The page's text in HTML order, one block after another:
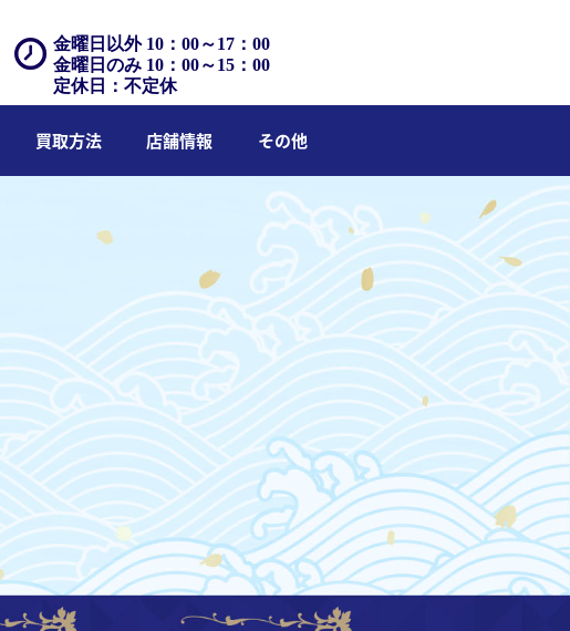
金曜日以外 10：00～17：00
金曜日のみ 10：00～15：00
定休日：不定休
買取方法 店舗情報 その他